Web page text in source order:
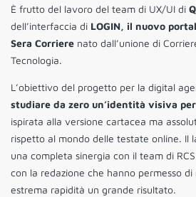
È frutto del lavoro del team di UX/UI di
dell’interfaccia di LOGIN, il nuovo
Sera Corriere nato dall’unione di
Tecnologia.
L’obiettivo del progetto per la digital
studiare da zero un’identità visiva
ispirata alla versione cartacea ma
rispetto al mondo delle testate online. Il
una completa sinergia con il team di
con la redazione che hanno permesso
estrema rapidità un grande risultato.